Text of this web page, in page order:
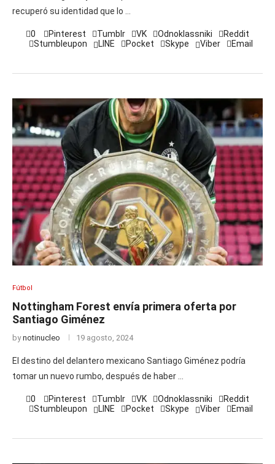
recuperó su identidad que lo …
0 Pinterest Tumblr VK Odnoklassniki
Reddit
Stumbleupon
LINE Pocket Skype Viber Email
Fútbol
Nottingham Forest envía primera oferta por
Santiago Giménez
bynotinucleo 19 agosto, 2024
El destino del delantero mexicano Santiago Giménez podría
tomar un nuevo rumbo, después de haber …
0 Pinterest Tumblr VK Odnoklassniki
Reddit
Stumbleupon
LINE Pocket Skype Viber Email